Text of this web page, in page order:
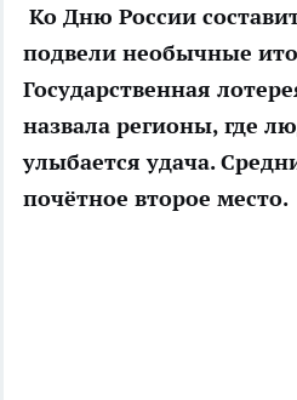
Ко Дню России
подвели необычные
Государственная
назвала регионы, где
улыбается удача.
почётное второе место.